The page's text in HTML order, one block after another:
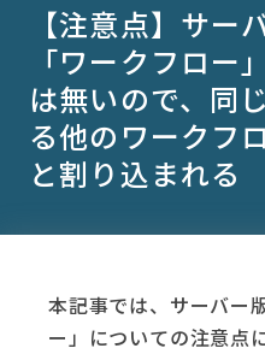
【注意点】サー
「ワークフロー
は無いので、同
る他のワークフ
と割り込まれる
本記事では、サーバー
ー」についての注意点